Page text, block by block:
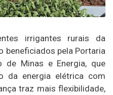
irrigantes rurais da
beneficiados pela Portaria
de Minas e Energia, que
da energia elétrica com
traz mais flexibilidade,